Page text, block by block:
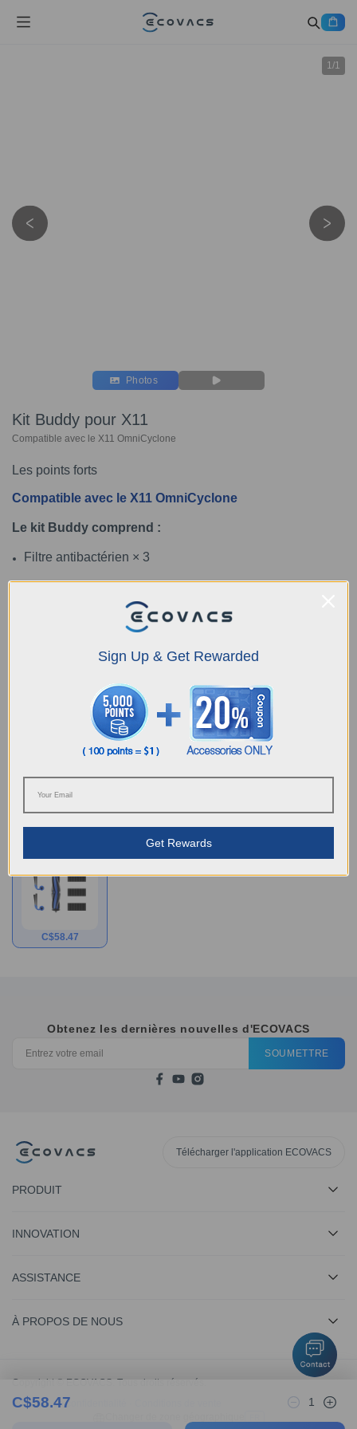
1/1
Photos
Kit Buddy pour X11
Compatible avec le X11 OmniCyclone
Les points forts
Compatible avec le X11 OmniCyclone
Le kit Buddy comprend :
Filtre antibactérien × 3
Brosse latérale anti-emmêlement × 2
Brosse principale anti-emmêlement × 1
(EPA Reg. No. : 464-785) a été ajouté à nos produits. Il
confère une activité antimicrobienne et empêche la
croissance de bactéries, de moisissures telles que
Escherichia coli, Staphylococcus aureus, ainsi que des
moisissures pouvant causer des odeurs désagréables, une
Numéro de modèle
C$58.47
C$58.47 1
Obtenez les dernières nouvelles d'ECOVACS
SOUMETTRE
Télécharger l'application ECOVACS
PRODUIT
INNOVATION
ASSISTANCE
À PROPOS DE NOUS
Copyright © ECOVACS. Tous droits réservés.
Politique de confidentialité
Sign Up & Get Rewarded
Get Rewards